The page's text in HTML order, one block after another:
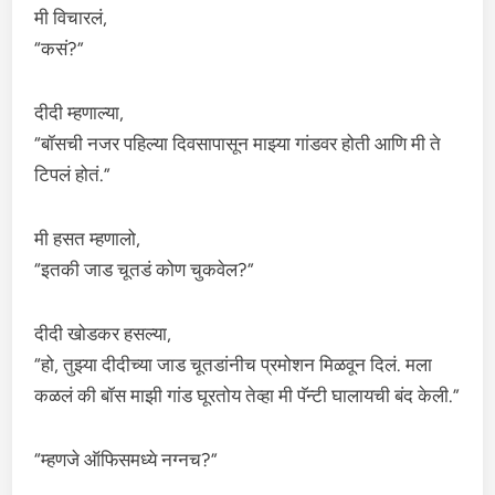
मी विचारलं,
“कसं?”
दीदी म्हणाल्या,
“बॉसची नजर पहिल्या दिवसापासून माझ्या गांडवर होती आणि मी ते
टिपलं होतं.”
मी हसत म्हणालो,
“इतकी जाड चूतडं कोण चुकवेल?”
दीदी खोडकर हसल्या,
“हो, तुझ्या दीदीच्या जाड चूतडांनीच प्रमोशन मिळवून दिलं. मला
कळलं की बॉस माझी गांड घूरतोय तेव्हा मी पॅन्टी घालायची बंद केली.”
“म्हणजे ऑफिसमध्ये नग्नच?”